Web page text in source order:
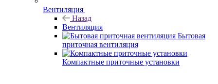
Вентиляция
Назад
Вентиляция
Бытовая
приточная вентиляция
Компактные приточные установки